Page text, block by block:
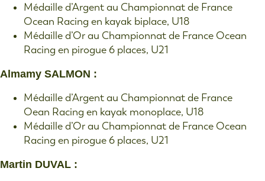
Médaille d’Argent au Championnat de France
Ocean Racing en kayak biplace, U18
Médaille d’Or au Championnat de France Ocean
Racing en pirogue 6 places, U21
Almamy SALMON :
Médaille d’Argent au Championnat de France
Oean Racing en kayak monoplace, U18
Médaille d’Or au Championnat de France Ocean
Racing en pirogue 6 places, U21
Martin DUVAL :